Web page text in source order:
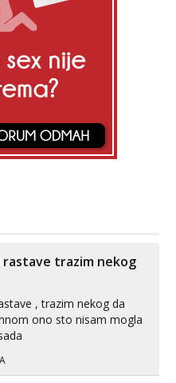
rastave trazim nekog
, trazim nekog da
ono sto nisam mogla